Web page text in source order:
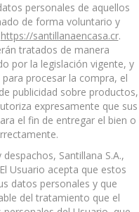
personales de aquellos
de forma voluntario y
https://santillanaencasa.cr.
tratados de manera
por la legislación vigente, y
procesar la compra, el
publicidad sobre productos,
expresamente que sus
el fin de entregar el bien o
Santillana S.A.,
Usuario acepta que estos
datos personales y que
del tratamiento que el